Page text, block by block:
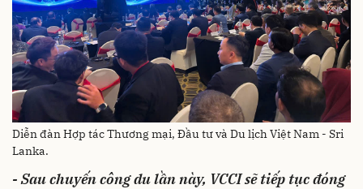
Diễn đàn Hợp tác Thương mại, Đầu tư và Du lịch Việt Nam - Sri
Lanka.
- Sau chuyến công du lần này, VCCI sẽ tiếp tục đóng